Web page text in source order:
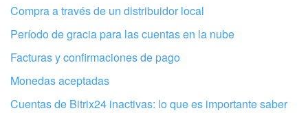
EMPEZAR GRATIS
INICIAR SESIÓN
Compra a través de un distribuidor local
Período de gracia para las cuentas en la nube
Facturas y confirmaciones de pago
Monedas aceptadas
Cuentas de Bitrix24 inactivas: lo que es importante saber